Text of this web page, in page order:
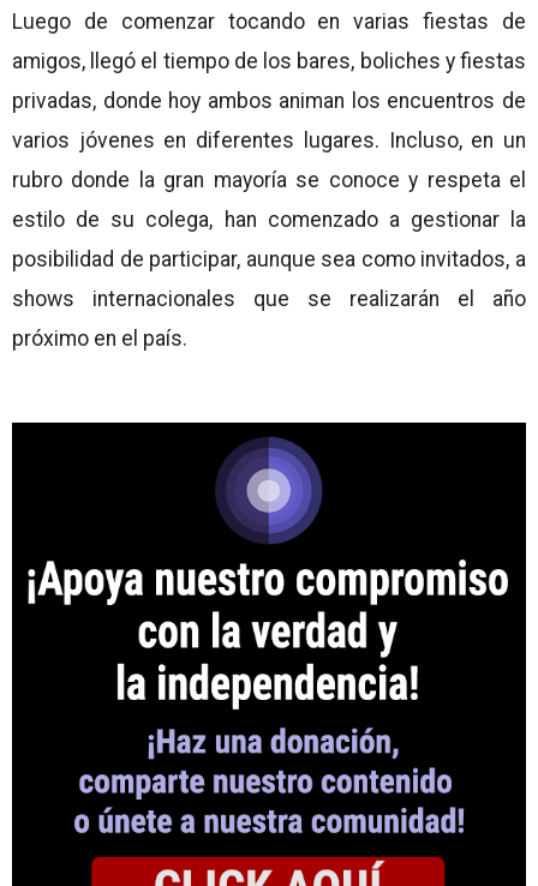
Luego de comenzar tocando en varias fiestas de
amigos, llegó el tiempo de los bares, boliches y fiestas
privadas, donde hoy ambos animan los encuentros de
varios jóvenes en diferentes lugares. Incluso, en un
rubro donde la gran mayoría se conoce y respeta el
estilo de su colega, han comenzado a gestionar la
posibilidad de participar, aunque sea como invitados, a
shows internacionales que se realizarán el año
próximo en el país.